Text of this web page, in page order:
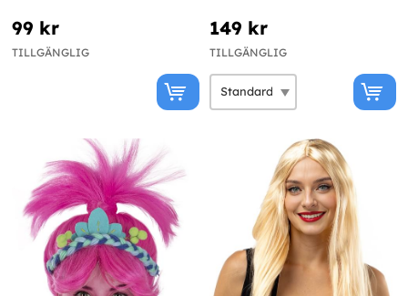
99 kr
TILLGÄNGLIG
149 kr
TILLGÄNGLIG